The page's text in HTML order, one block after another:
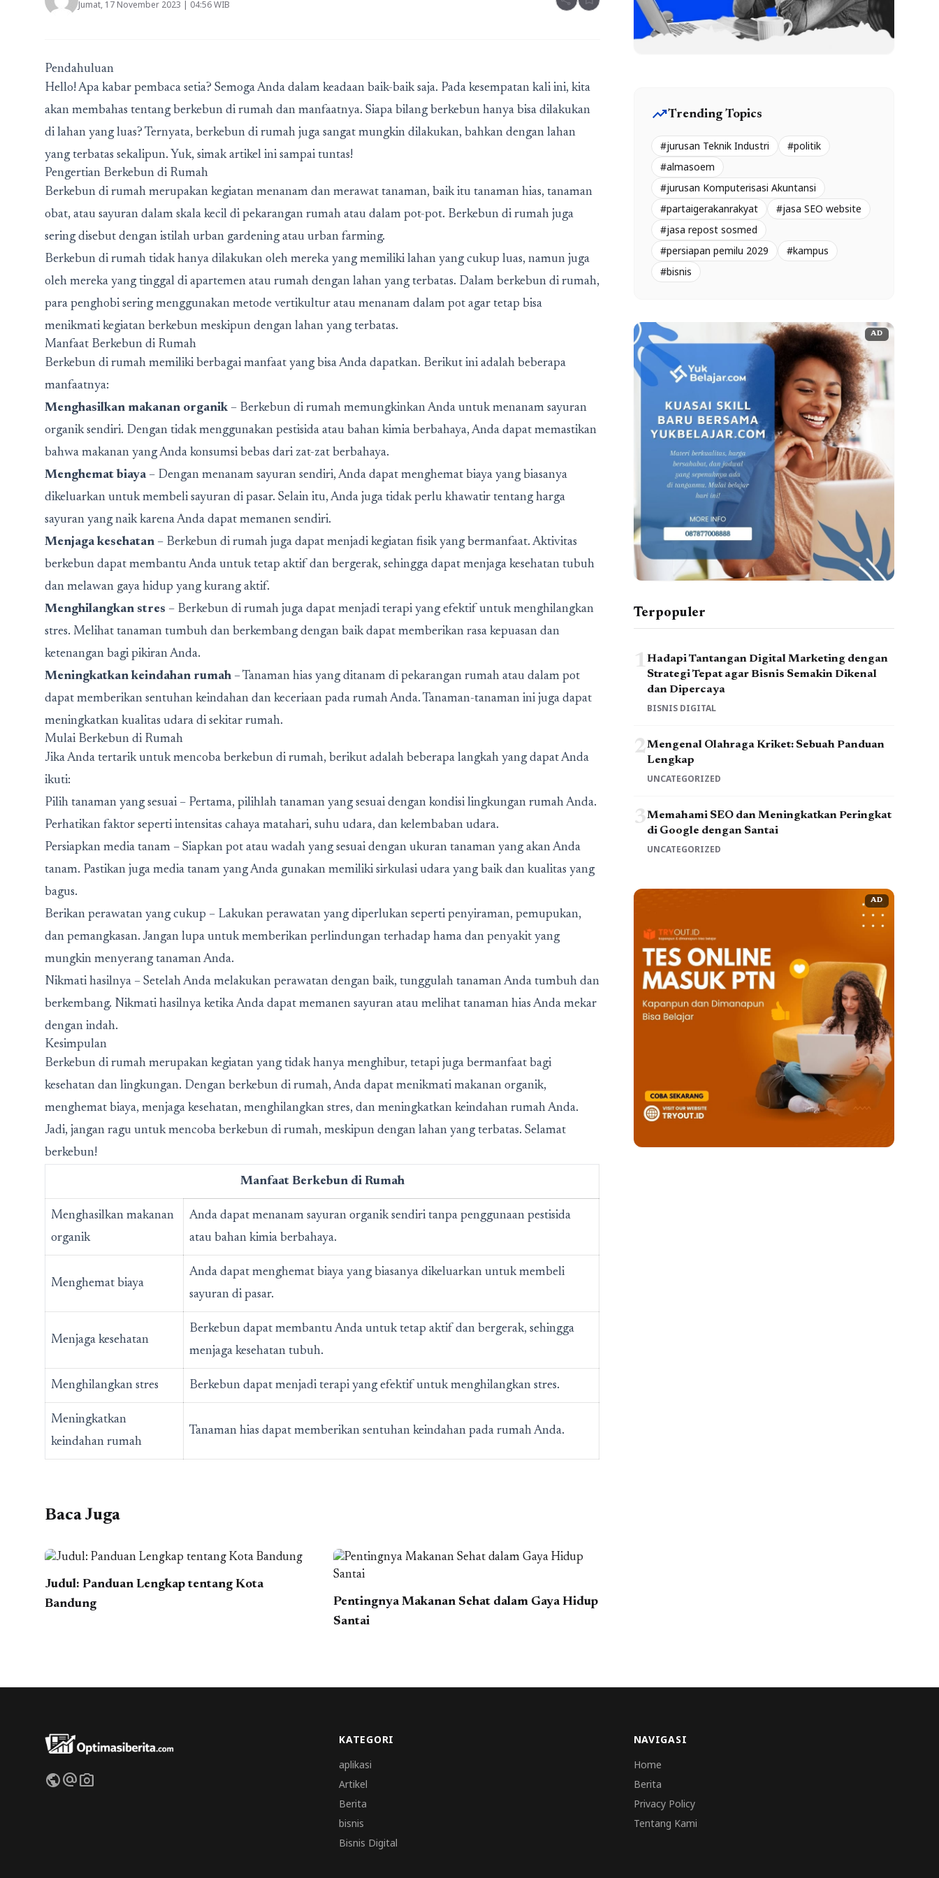
Jumat, 17 November 2023 | 04:56 WIB
Pendahuluan
Hello! Apa kabar pembaca setia? Semoga Anda dalam keadaan baik-baik saja. Pada kesempatan kali ini, kita
akan membahas tentang berkebun di rumah dan manfaatnya. Siapa bilang berkebun hanya bisa dilakukan
di lahan yang luas? Ternyata, berkebun di rumah juga sangat mungkin dilakukan, bahkan dengan lahan
yang terbatas sekalipun. Yuk, simak artikel ini sampai tuntas!
Pengertian Berkebun di Rumah
Berkebun di rumah merupakan kegiatan menanam dan merawat tanaman, baik itu tanaman hias, tanaman
obat, atau sayuran dalam skala kecil di pekarangan rumah atau dalam pot-pot. Berkebun di rumah juga
sering disebut dengan istilah urban gardening atau urban farming.
Berkebun di rumah tidak hanya dilakukan oleh mereka yang memiliki lahan yang cukup luas, namun juga
oleh mereka yang tinggal di apartemen atau rumah dengan lahan yang terbatas. Dalam berkebun di rumah,
para penghobi sering menggunakan metode vertikultur atau menanam dalam pot agar tetap bisa
menikmati kegiatan berkebun meskipun dengan lahan yang terbatas.
Manfaat Berkebun di Rumah
Berkebun di rumah memiliki berbagai manfaat yang bisa Anda dapatkan. Berikut ini adalah beberapa
manfaatnya:
Menghasilkan makanan organik – Berkebun di rumah memungkinkan Anda untuk menanam sayuran
organik sendiri. Dengan tidak menggunakan pestisida atau bahan kimia berbahaya, Anda dapat memastikan
bahwa makanan yang Anda konsumsi bebas dari zat-zat berbahaya.
Menghemat biaya– Dengan menanam sayuran sendiri, Anda dapat menghemat biaya yang biasanya
dikeluarkan untuk membeli sayuran di pasar. Selain itu, Anda juga tidak perlu khawatir tentang harga
sayuran yang naik karena Anda dapat memanen sendiri.
Menjaga kesehatan – Berkebun di rumah juga dapat menjadi kegiatan fisik yang bermanfaat. Aktivitas
berkebun dapat membantu Anda untuk tetap aktif dan bergerak, sehingga dapat menjaga kesehatan tubuh
dan melawan gaya hidup yang kurang aktif.
Menghilangkan stres – Berkebun di rumah juga dapat menjadi terapi yang efektif untuk menghilangkan
stres. Melihat tanaman tumbuh dan berkembang dengan baik dapat memberikan rasa kepuasan dan
ketenangan bagi pikiran Anda.
Meningkatkan keindahan rumah – Tanaman hias yang ditanam di pekarangan rumah atau dalam pot
dapat memberikan sentuhan keindahan dan keceriaan pada rumah Anda. Tanaman-tanaman ini juga dapat
meningkatkan kualitas udara di sekitar rumah.
Mulai Berkebun di Rumah
Jika Anda tertarik untuk mencoba berkebun di rumah, berikut adalah beberapa langkah yang dapat Anda
ikuti:
Pilih tanaman yang sesuai – Pertama, pilihlah tanaman yang sesuai dengan kondisi lingkungan rumah Anda.
Perhatikan faktor seperti intensitas cahaya matahari, suhu udara, dan kelembaban udara.
Persiapkan media tanam – Siapkan pot atau wadah yang sesuai dengan ukuran tanaman yang akan Anda
tanam. Pastikan juga media tanam yang Anda gunakan memiliki sirkulasi udara yang baik dan kualitas yang
bagus.
Berikan perawatan yang cukup – Lakukan perawatan yang diperlukan seperti penyiraman, pemupukan,
dan pemangkasan. Jangan lupa untuk memberikan perlindungan terhadap hama dan penyakit yang
mungkin menyerang tanaman Anda.
Nikmati hasilnya – Setelah Anda melakukan perawatan dengan baik, tunggulah tanaman Anda tumbuh dan
berkembang. Nikmati hasilnya ketika Anda dapat memanen sayuran atau melihat tanaman hias Anda mekar
dengan indah.
Kesimpulan
Berkebun di rumah merupakan kegiatan yang tidak hanya menghibur, tetapi juga bermanfaat bagi
kesehatan dan lingkungan. Dengan berkebun di rumah, Anda dapat menikmati makanan organik,
menghemat biaya, menjaga kesehatan, menghilangkan stres, dan meningkatkan keindahan rumah Anda.
Jadi, jangan ragu untuk mencoba berkebun di rumah, meskipun dengan lahan yang terbatas. Selamat
berkebun!
Manfaat Berkebun di Rumah
Menghasilkan makanan
organik
Anda dapat menanam sayuran organik sendiri tanpa penggunaan pestisida
atau bahan kimia berbahaya.
Menghemat biaya
Anda dapat menghemat biaya yang biasanya dikeluarkan untuk membeli
sayuran di pasar.
Menjaga kesehatan
Berkebun dapat membantu Anda untuk tetap aktif dan bergerak, sehingga
menjaga kesehatan tubuh.
Menghilangkan stres Berkebun dapat menjadi terapi yang efektif untuk menghilangkan stres.
Meningkatkan
keindahan rumah
Tanaman hias dapat memberikan sentuhan keindahan pada rumah Anda.
Baca Juga
Judul: Panduan Lengkap tentang Kota
Bandung
Pentingnya Makanan Sehat dalam Gaya Hidup
Santai
trending_upTrending Topics
#jurusan Teknik Industri
#politik
#almasoem
#jurusan Komputerisasi Akuntansi
#partaigerakanrakyat
#jasa SEO website
#jasa repost sosmed
#persiapan pemilu 2029
#kampus
#bisnis
AD
Terpopuler
1Hadapi Tantangan Digital Marketing dengan
Strategi Tepat agar Bisnis Semakin Dikenal
dan Dipercaya
BISNIS DIGITAL
2Mengenal Olahraga Kriket: Sebuah Panduan
Lengkap
UNCATEGORIZED
3Memahami SEO dan Meningkatkan Peringkat
di Google dengan Santai
UNCATEGORIZED
AD
publicalternate_emailphoto_camera
KATEGORI
aplikasi
Artikel
Berita
bisnis
Bisnis Digital
NAVIGASI
Home
Berita
Privacy Policy
Tentang Kami